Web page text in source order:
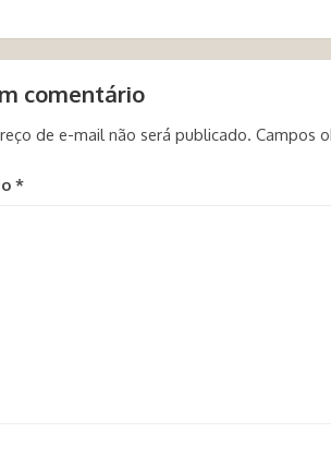
comentário
de e-mail não será publicado. Campos
*